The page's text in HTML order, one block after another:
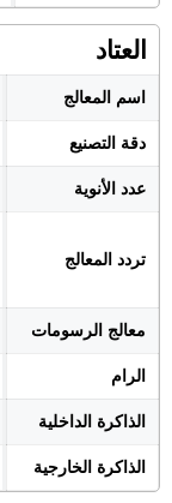
العتاد
اسم المعالج
دقة التصنيع
عدد الأنوية
تردد المعالج
معالج الرسومات
الرام
الذاكرة الداخلية
الذاكرة الخارجية